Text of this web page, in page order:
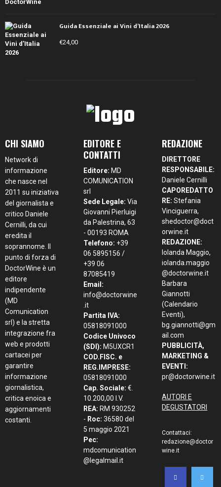
Guida Essenziale ai Vini d’Italia 2026
€24,00
CHI SIAMO
Network di
informazione
che nasce nel
2011 su iniziativa
del giornalista e
critico Daniele
Cernilli, da cui
eredita il
soprannome. Il
punto di forza di
DoctorWine è un
editore
indipendente
(MD
Comunication
srl) e la stretta
integrazione fra
web e prodotti
cartacei per
garantire
informazione
giornalistica,
critica enoica e
aggiornamenti
costanti.
EDITORE E
CONTATTI
Editore: MD
COMUNICATION
srl
Sede Legale: Via
Giovanni Pierluigi
da Palestrina, 63
- 00193 ROMA
Telefono: +39
06 5895156 /
+39 06
87085419
Email:
info@doctorwine
.it
Partita IVA:
05818091000
Codice Univoco
(SDI): M5UXCR1
COD.FISC. e
REG.IMPRESE:
05818091000
Cap. Sociale: €.
10.200,00 I.V.
REA: RM 930252
- Roc: 36580 del
5 maggio 2021
Pec:
mdcomunication
@legalmail.it
REDAZIONE
DIRETTORE
RESPONSABILE:
Daniele Cernilli
CAPOREDATTO
RE: Stefania
Vinciguerra,
shedoctor@doct
orwine.it
REDAZIONE:
Iolanda Maggio,
iolanda.maggio
@doctorwine.it
Barbara
Giannotti
(Calendario
Eventi),
bg.giannotti@gm
ail.com
PUBBLICITÀ,
MARKETING &
EVENTI:
pr@doctorwine.it
AUTORI E
DEGUSTATORI
Contattaci:
redazione@doctor
wine.it